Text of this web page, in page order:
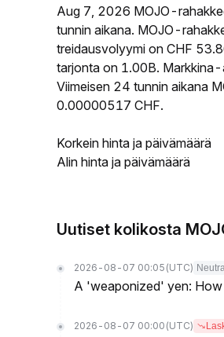
Aug 7, 2026 MOJO-
tunnin aikana. MOJO-
treidausvolyymi on CHF
tarjonta on 1.00B.
Viimeisen 24 tunnin aikana
0.00000517 CHF.
Korkein hinta ja päivämäärä
Alin hinta ja päivämäärä
Uutiset kolikosta
2026-08-07 00:05 (UTC)
A 'weaponized' yen:
2026-08-07 00:00 (UTC)